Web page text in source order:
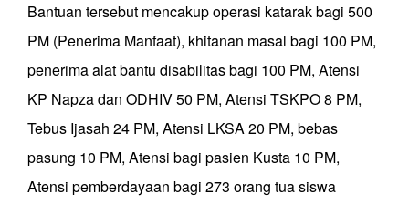
Bantuan tersebut mencakup operasi katarak bagi 500
PM (Penerima Manfaat), khitanan masal bagi 100 PM,
penerima alat bantu disabilitas bagi 100 PM, Atensi
KP Napza dan ODHIV 50 PM, Atensi TSKPO 8 PM,
Tebus Ijasah 24 PM, Atensi LKSA 20 PM, bebas
pasung 10 PM, Atensi bagi pasien Kusta 10 PM,
Atensi pemberdayaan bagi 273 orang tua siswa